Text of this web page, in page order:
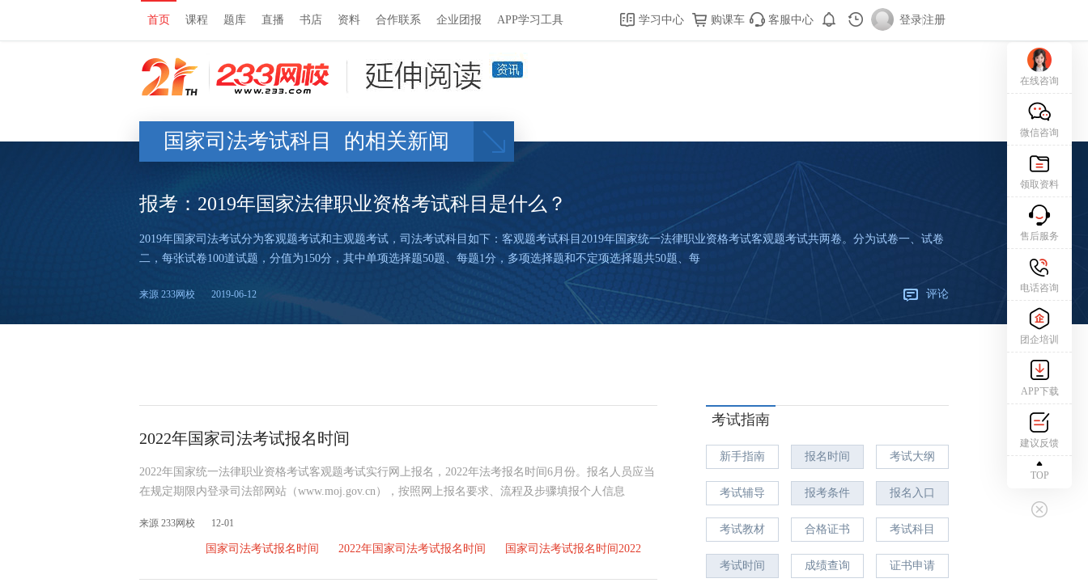
首页 课程 题库 直播 书店 资料 合作联系 企业团报 APP学习工具 学习中心 购课车 客服中心 登录|注册
国家司法考试科目 的相关新闻
报考：2019年国家法律职业资格考试科目是什么？
2019年国家司法考试分为客观题考试和主观题考试，司法考试科目如下：客观题考试科目2019年国家统一法律职业资格考试客观题考试共两卷。分为试卷一、试卷
二，每张试卷100道试题，分值为150分，其中单项选择题50题、每题1分，多项选择题和不定项选择题共50题、每
来源 233网校 2019-06-12 评论
2022年国家司法考试报名时间
2022年国家统一法律职业资格考试客观题考试实行网上报名，2022年法考报名时间6月份。报名人员应当
在规定期限内登录司法部网站（www.moj.gov.cn），按照网上报名要求、流程及步骤填报个人信息
来源 233网校 12-01
国家司法考试报名时间 2022年国家司法考试报名时间 国家司法考试报名时间2022
考试指南
新手指南 报名时间 考试大纲
考试辅导 报考条件 报名入口
考试教材 合格证书 考试科目
考试时间 成绩查询 证书申请
在线咨询
微信咨询
领取资料
售后服务
电话咨询
团企培训
APP下载
建议反馈
TOP